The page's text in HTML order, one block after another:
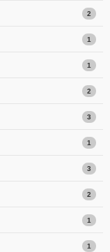
2
1
1
2
3
1
3
2
1
1